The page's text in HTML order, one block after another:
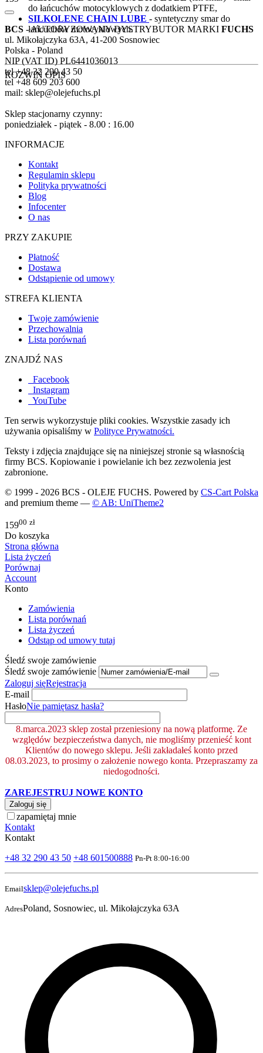
do łańcuchów motocyklowych z dodatkiem PTFE,
SILKOLENE CHAIN LUBE - syntetyczny smar do
łańcuchów motocyklowych.
ROZWIŃ OPIS
BCS - AUTORYZOWANY DYSTRYBUTOR MARKI FUCHS
ul. Mikołajczyka 63A, 41-200 Sosnowiec
Polska - Poland
NIP (VAT ID) PL6441036013
tel +48 32 290 43 50
tel +48 609 203 600
mail: sklep@olejefuchs.pl
Sklep stacjonarny czynny:
poniedziałek - piątek - 8.00 : 16.00
INFORMACJE
Kontakt
Regulamin sklepu
Polityka prywatności
Blog
Infocenter
O nas
PRZY ZAKUPIE
Płatność
Dostawa
Odstąpienie od umowy
STREFA KLIENTA
Twoje zamówienie
Przechowalnia
Lista porównań
ZNAJDŹ NAS
Facebook
Instagram
YouTube
Ten serwis wykorzystuje pliki cookies. Wszystkie zasady ich
używania opisaliśmy w Polityce Prywatności.
Teksty i zdjęcia znajdujące się na niniejszej stronie są własnością
firmy BCS. Kopiowanie i powielanie ich bez zezwolenia jest
zabronione.
© 1999 - 2026 BCS - OLEJE FUCHS. Powered by CS-Cart Polska
and premium theme — © AB: UniTheme2
15900 zł
Do koszyka
Strona główna
Lista życzeń
Porównaj
Account
Konto
Zamówienia
Lista porównań
Lista życzeń
Odstąp od umowy tutaj
Śledź swoje zamówienie
Śledź swoje zamówienie
Zaloguj sięRejestracja
E-mail
HasłoNie pamiętasz hasła?
8.marca.2023 sklep został przeniesiony na nową platformę. Ze
względów bezpieczeństwa danych, nie mogliśmy przenieść kont
Klientów do nowego sklepu. Jeśli zakładałeś konto przed
08.03.2023, to prosimy o założenie nowego konta. Przepraszamy za
niedogodności.
ZAREJESTRUJ NOWE KONTO
Zaloguj się
zapamiętaj mnie
Kontakt
Kontakt
+48 32 290 43 50 +48 601500888 Pn-Pt 8:00-16:00
Emailsklep@olejefuchs.pl
AdresPoland, Sosnowiec, ul. Mikołajczyka 63A